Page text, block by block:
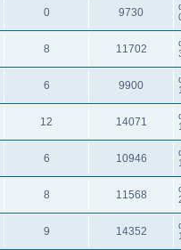
0 9730
8 11702
6 9900
12 14071
6 10946
8 11568
9 14352